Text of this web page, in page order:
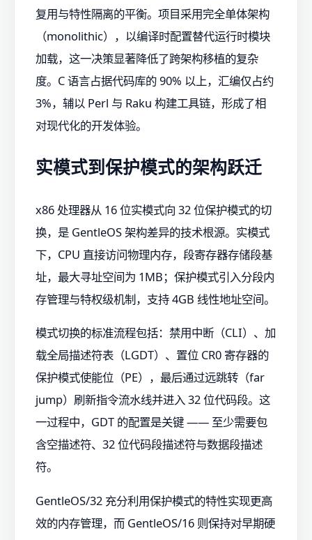
复用与特性隔离的平衡。项目采用完全单体架构
（monolithic），以编译时配置替代运行时模块
加载，这一决策显著降低了跨架构移植的复杂
度。C 语言占据代码库的 90% 以上，汇编仅占约
3%，辅以 Perl 与 Raku 构建工具链，形成了相
对现代化的开发体验。
实模式到保护模式的架构跃迁
x86 处理器从 16 位实模式向 32 位保护模式的切
换，是 GentleOS 架构差异的技术根源。实模式
下，CPU 直接访问物理内存，段寄存器存储段基
址，最大寻址空间为 1MB；保护模式引入分段内
存管理与特权级机制，支持 4GB 线性地址空间。
模式切换的标准流程包括：禁用中断（CLI）、加
载全局描述符表（LGDT）、置位 CR0 寄存器的
保护模式使能位（PE），最后通过远跳转（far
jump）刷新指令流水线并进入 32 位代码段。这
一过程中，GDT 的配置是关键 —— 至少需要包
含空描述符、32 位代码段描述符与数据段描述
符。
GentleOS/32 充分利用保护模式的特性实现更高
效的内存管理，而 GentleOS/16 则保持对早期硬